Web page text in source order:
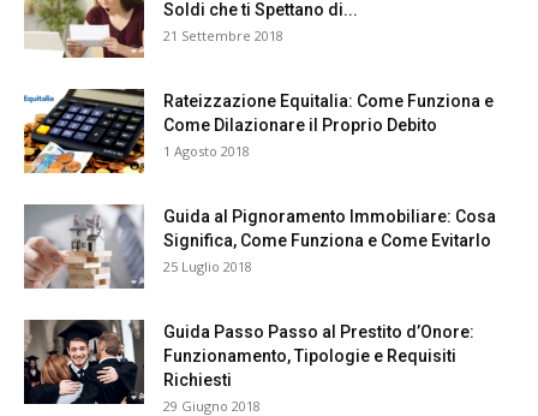
Soldi che ti Spettano di...
21 Settembre 2018
Rateizzazione Equitalia: Come Funziona e
Come Dilazionare il Proprio Debito
1 Agosto 2018
Guida al Pignoramento Immobiliare: Cosa
Significa, Come Funziona e Come Evitarlo
25 Luglio 2018
Guida Passo Passo al Prestito d’Onore:
Funzionamento, Tipologie e Requisiti
Richiesti
29 Giugno 2018